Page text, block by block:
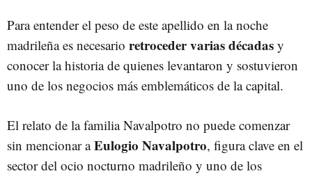
Para entender el peso de este apellido en la noche
madrileña es necesario retroceder varias décadas y
conocer la historia de quienes levantaron y sostuvieron
uno de los negocios más emblemáticos de la capital.
El relato de la familia Navalpotro no puede comenzar
sin mencionar aEulogio Navalpotro, figura clave en el
sector del ocio nocturno madrileño y uno de los